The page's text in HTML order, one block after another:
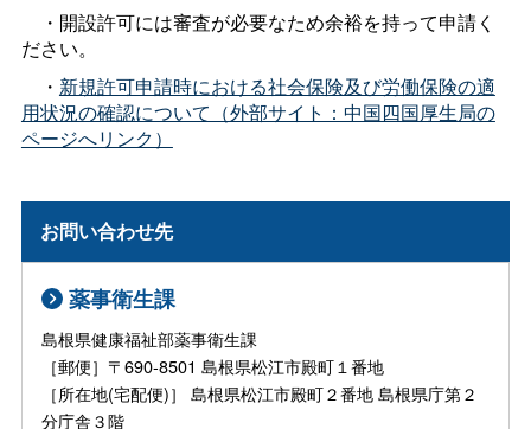
・開設許可には審査が必要なため余裕を持って申請く
ださい。
・ 新規許可申請時における社会保険及び労働保険の適
用状況の確認について（外部サイト：中国四国厚生局の
ページへリンク）
お問い合わせ先
薬事衛生課
島根県健康福祉部薬事衛生課
［郵便］〒690-8501 島根県松江市殿町１番地
［所在地(宅配便)］ 島根県松江市殿町２番地 島根県庁第２
分庁舎３階